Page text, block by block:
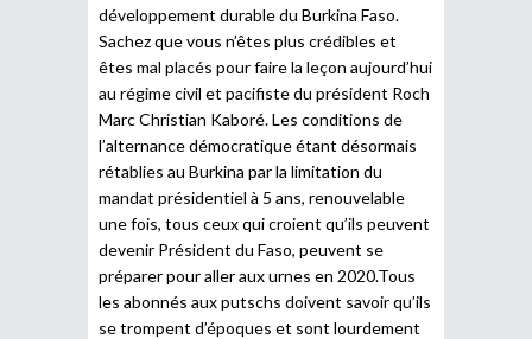
développement durable du Burkina Faso.
Sachez que vous n’êtes plus crédibles et
êtes mal placés pour faire la leçon aujourd’hui
au régime civil et pacifiste du président Roch
Marc Christian Kaboré. Les conditions de
l’alternance démocratique étant désormais
rétablies au Burkina par la limitation du
mandat présidentiel à 5 ans, renouvelable
une fois, tous ceux qui croient qu’ils peuvent
devenir Président du Faso, peuvent se
préparer pour aller aux urnes en 2020.Tous
les abonnés aux putschs doivent savoir qu’ils
se trompent d’époques et sont lourdement